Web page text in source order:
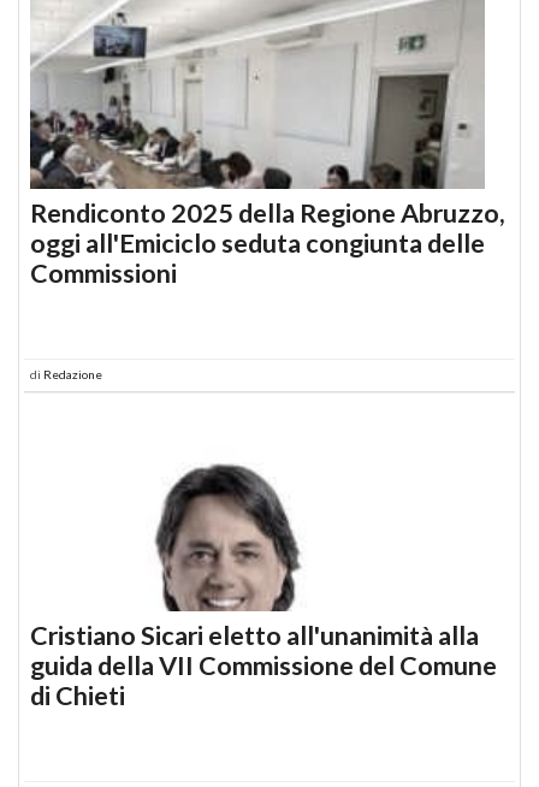
Rendiconto 2025 della Regione Abruzzo,
oggi all'Emiciclo seduta congiunta delle
Commissioni
di Redazione
Cristiano Sicari eletto all'unanimità alla
guida della VII Commissione del Comune
di Chieti